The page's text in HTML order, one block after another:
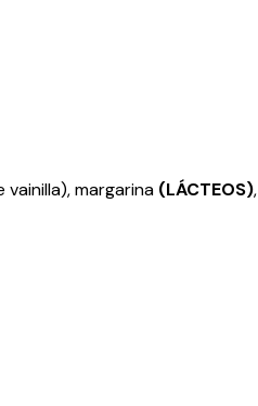
vainilla), margarina (LÁCTEOS),